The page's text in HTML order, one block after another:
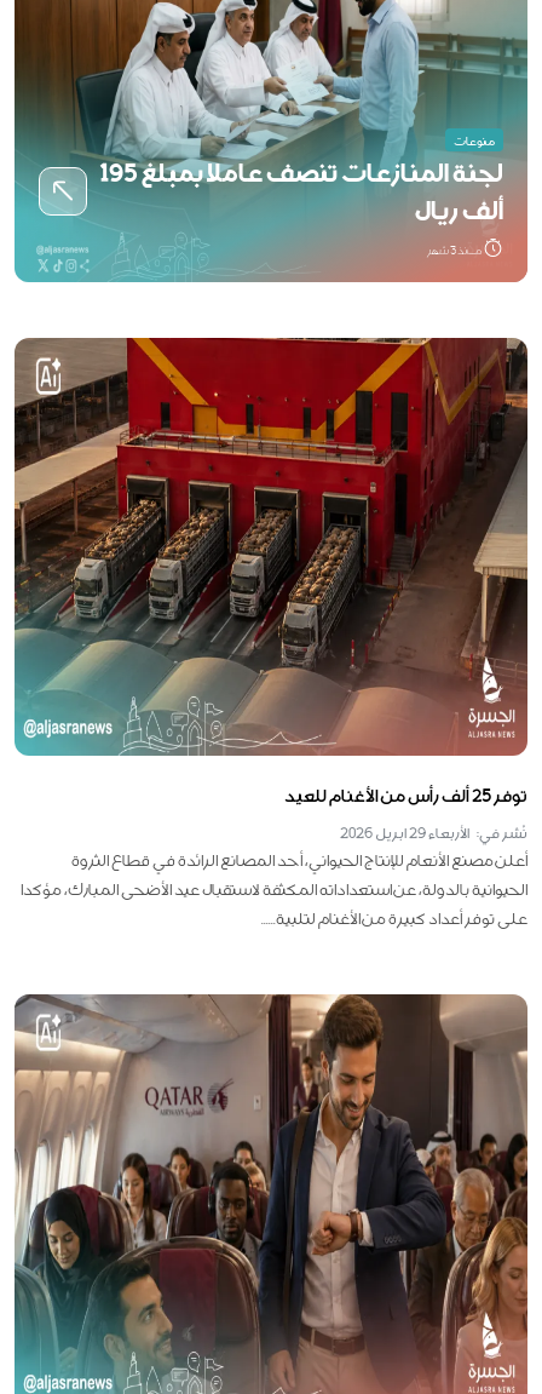
منوعات
لجنة المنازعات تنصف عاملا بمبلغ 195
ألف ريال
مــنذ 3 شهر
توفر 25 ألف رأس من الأغنام للعيد
نُشر في: الأربعاء 29 ابريل 2026
أعلن مصنع الأنعام للإنتاج الحيواني، أحد المصانع الرائدة في قطاع الثروة
الحيوانية بالدولة، عن استعداداته المكثفة لاستقبال عيد الأضحى المبارك، مؤكدا
على توفر أعداد كبيرة من الأغنام لتلبية......